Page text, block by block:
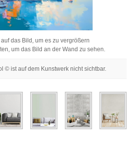
das Bild, um es zu vergrößern
um das Bild an der Wand zu sehen.
© ist auf dem Kunstwerk nicht sichtbar.